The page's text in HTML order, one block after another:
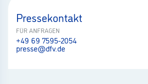
Pressekontakt
FÜR ANFRAGEN
+49 69 7595-2054
presse@dfv.de